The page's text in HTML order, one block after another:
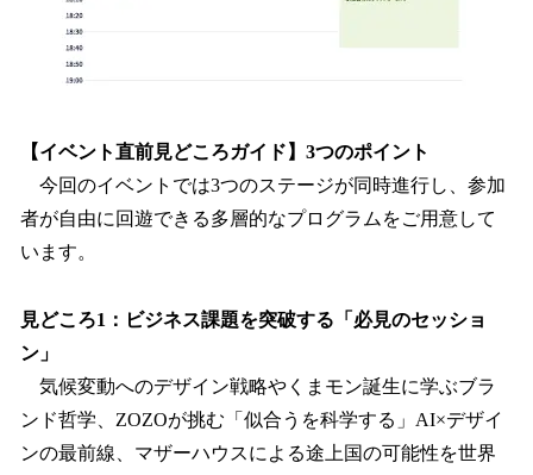
【イベント直前見どころガイド】3つのポイント
今回のイベントでは3つのステージが同時進行し、参加
者が自由に回遊できる多層的なプログラムをご用意して
います。
見どころ1：ビジネス課題を突破する「必見のセッショ
ン」
気候変動へのデザイン戦略やくまモン誕生に学ぶブラ
ンド哲学、ZOZOが挑む「似合うを科学する」AI×デザイ
ンの最前線、マザーハウスによる途上国の可能性を世界